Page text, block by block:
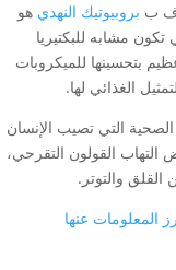
ب بروبيوتيك النهدي هو
مشابه للبكتيريا
بتحسينها للميكروبات
الغذائي لها.
الصحية التي تصيب الإنسان
القولون التقرحي،
والتوتر.
المعلومات عنها